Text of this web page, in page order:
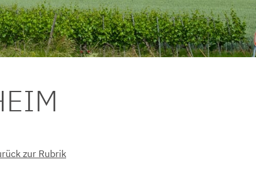
zur Rubrik